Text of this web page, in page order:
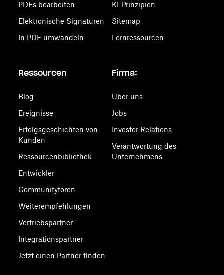
PDFs bearbeiten
Elektronische Signaturen
In PDF umwandeln
KI-Prinzipien
Sitemap
Lernressourcen
Ressourcen
Blog
Ereignisse
Erfolgsgeschichten von
Kunden
Ressourcenbibliothek
Entwickler
Communityforen
Weiterempfehlungen
Vertriebspartner
Integrationspartner
Jetzt einen Partner finden
Firma:
Über uns
Jobs
Investor Relations
Verantwortung des
Unternehmens